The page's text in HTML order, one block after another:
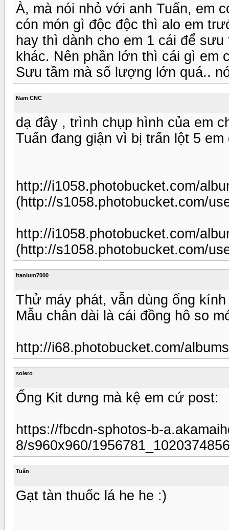
À, mà nói nhỏ với anh Tuấn, em
cón món gì độc độc thì alo em
hay thì dành cho em 1 cái để
khác. Nên phần lớn thì cái gì em
Sưu tầm mà số lượng lớn quá..
Nam CNC
dạ đây , trình chụp hình của em
Tuấn đang giận vì bị trấn lột 5 em
http://i1058.photobucket.com/
(http://s1058.photobucket.com/
http://i1058.photobucket.com/
(http://s1058.photobucket.com/
itanium7000
Thử máy phát, vẫn dùng ống
Mẫu chân dài là cái đồng hô so
http://i68.photobucket.com/
solero
Ống Kit dưng mà kệ em cứ post:
https://fbcdn-sphotos-b-
8/s960x960/
Tuấn
Gạt tàn thuốc lá he he :)